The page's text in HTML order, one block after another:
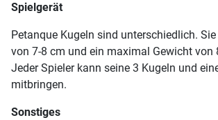
Spielgerät
Petanque Kugeln sind unterschiedlich.
von 7-8 cm und ein maximal Gewicht von
Jeder Spieler kann seine 3 Kugeln und
mitbringen.
Sonstiges